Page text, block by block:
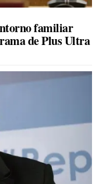
familiar
de Plus Ultra